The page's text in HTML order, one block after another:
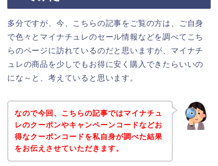
多分ですが、今、こちらの記事をご覧の方は、ご自身
で色々とマイナチュレのセール情報などを調べてこち
らのページに訪れているのだと思いますが、マイナチ
ュレの商品を少しでもお得に安く購入できたらいいの
にな～と、考えていると思います。
なので今回、こちらの記事ではマイナチュ
レのクーポンやキャンペーンコードなどお
得なクーポンコードを私自身が調べた結果
をお伝えさせていただきます。